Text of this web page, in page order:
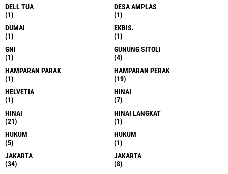
DELL TUA
(1)
DESA AMPLAS
(1)
DUMAI
(1)
EKBIS.
(1)
GNI
(1)
GUNUNG SITOLI
(4)
HAMPARAN PARAK
(1)
HAMPARAN PERAK
(19)
HELVETIA
(1)
HINAI
(7)
HINAI
(21)
HINAI LANGKAT
(1)
HUKUM
(5)
HUKUM
(1)
JAKARTA
(34)
JAKARTA
(8)